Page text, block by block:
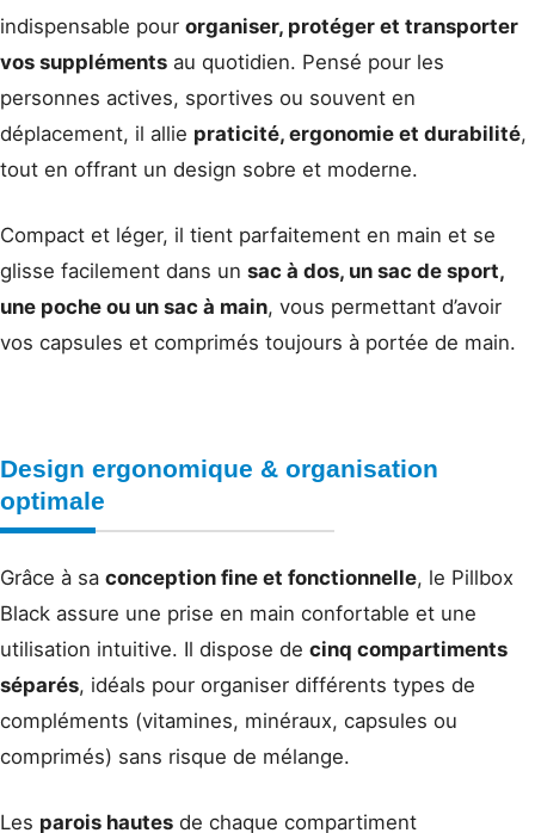
indispensable pour organiser, protéger et transporter
vos suppléments au quotidien. Pensé pour les
personnes actives, sportives ou souvent en
déplacement, il allie praticité, ergonomie et durabilité,
tout en offrant un design sobre et moderne.
Compact et léger, il tient parfaitement en main et se
glisse facilement dans un sac à dos, un sac de sport,
une poche ou un sac à main, vous permettant d’avoir
vos capsules et comprimés toujours à portée de main.
Design ergonomique & organisation
optimale
Grâce à sa conception fine et fonctionnelle, le Pillbox
Black assure une prise en main confortable et une
utilisation intuitive. Il dispose de cinq compartiments
séparés, idéals pour organiser différents types de
compléments (vitamines, minéraux, capsules ou
comprimés) sans risque de mélange.
Les parois hautes de chaque compartiment